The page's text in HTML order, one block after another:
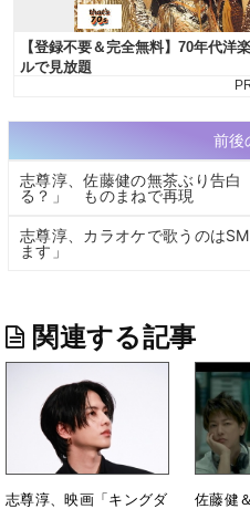
前後
志尊淳、佐藤健の無茶ぶり告
る？」 ものまねで再現
志尊淳、カラオケで歌うのは
ます」
関連する記事
志尊淳、映画「キングダ
佐藤健